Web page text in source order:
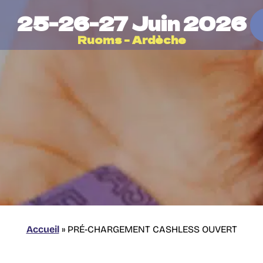
25-26-27 Juin 2026
Ruoms - Ardèche
QUESTIONS 2026
VILLAGES
Accueil» PRÉ-CHARGEMENT CASHLESS OUVERT